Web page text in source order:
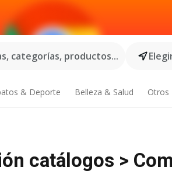
categorías, productos...
& Deporte Belleza & Salud Otros
catálogos >